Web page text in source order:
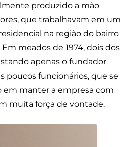
produzido a mão
que trabalhavam em um
na região do bairro
Em meados de 1974, dois dos
apenas o fundador
poucos funcionários, que se
em manter a empresa com
muita força de vontade.